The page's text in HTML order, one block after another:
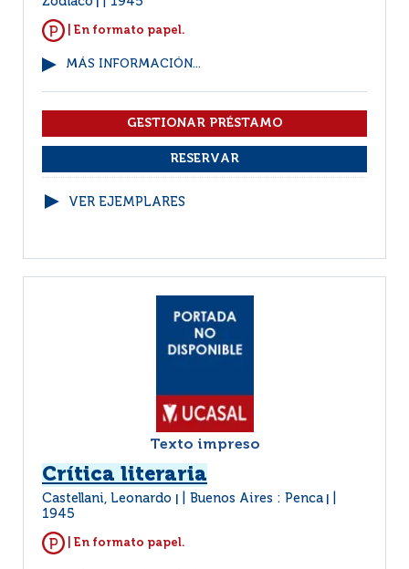
| En formato papel.
MÁS INFORMACIÓN...
VER EJEMPLARES
Texto impreso
Crítica literaria
Castellani, Leonardo Buenos Aires : Penca
1945
| En formato papel.